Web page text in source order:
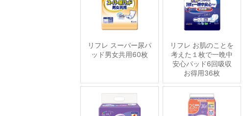
リフレ スーパー尿パ
ッド男女共用60枚
リフレ お肌のことを
考えた１枚で一晩中
安心パッド6回吸収
お得用36枚